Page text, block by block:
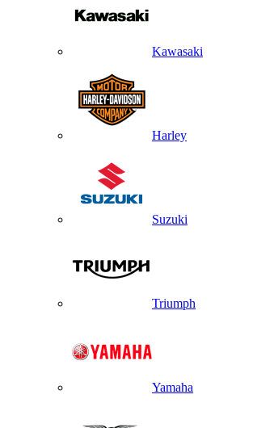
Kawasaki
Harley
Suzuki
Triumph
Yamaha